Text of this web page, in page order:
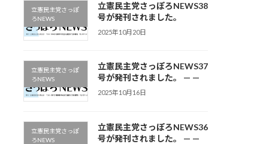
立憲民主党さっぽ
ろNEWS
立憲民主党さっぽろNEWS38
号が発刊されました。
2025年10月20日
立憲民主党さっぽ
ろNEWS
立憲民主党さっぽろNEWS37
号が発刊されました。 — —
2025年10月16日
立憲民主党さっぽ
ろNEWS
立憲民主党さっぽろNEWS36
号が発刊されました。 — —